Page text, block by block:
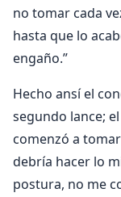
no tomar cada
hasta que lo
engaño.”
Hecho ansí el
segundo lance;
comenzó a
debría hacer lo
postura, no me